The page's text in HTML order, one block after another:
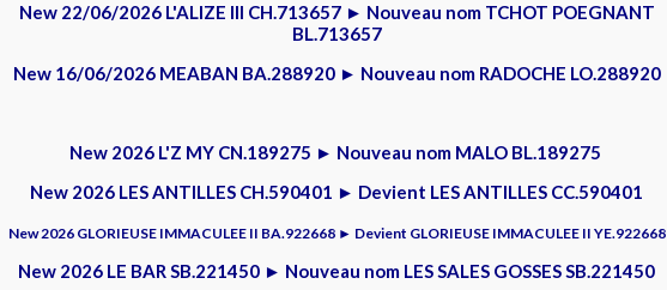
New 22/06/2026 L'ALIZE III CH.713657 ► Nouveau nom TCHOT POEGNANT
BL.713657
New 16/06/2026 MEABAN BA.288920 ► Nouveau nom RADOCHE LO.288920
New 2026 L'Z MY CN.189275 ► Nouveau nom MALO BL.189275
New 2026 LES ANTILLES CH.590401 ► Devient LES ANTILLES CC.590401
New 2026 GLORIEUSE IMMACULEE II BA.922668 ► Devient GLORIEUSE IMMACULEE II YE.922668
New 2026 LE BAR SB.221450 ► Nouveau nom LES SALES GOSSES SB.221450